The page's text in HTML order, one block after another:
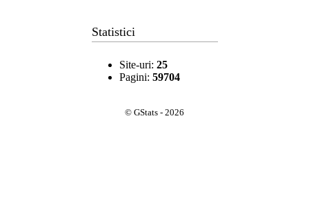
Statistici
Site-uri: 25
Pagini: 59704
© GStats - 2026